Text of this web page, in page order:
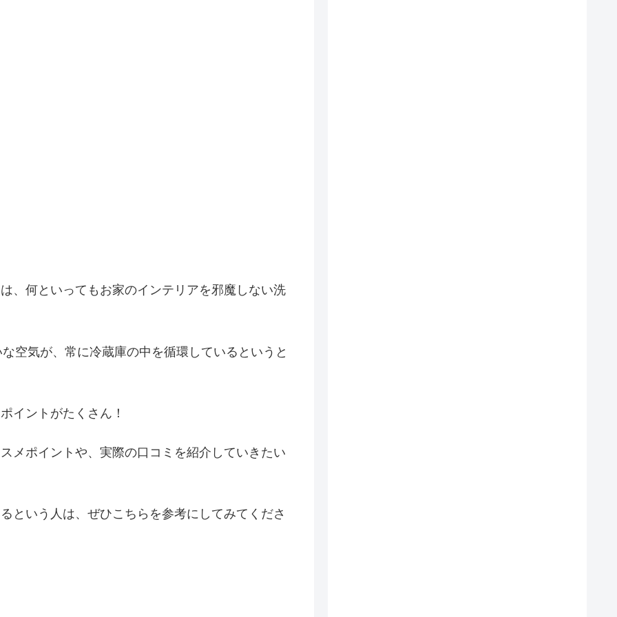
、 何といってもお家のインテリアを邪魔しない洗
空気が、 常に冷蔵庫の中を循環しているというと
イントがたくさん！
メポイントや、 実際の口コミを紹介していきたい
という人は、 ぜひこちらを参考にしてみてくださ